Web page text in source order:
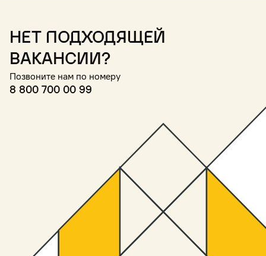
Нет подходящей
вакансии?
Позвоните нам по номеру
8 800 700 00 99